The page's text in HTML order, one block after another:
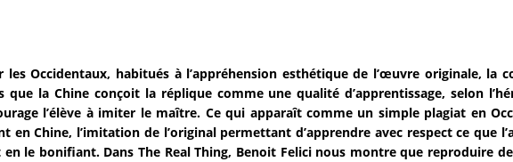
les Occidentaux, habitués à l’appréhension esthétique de l’œuvre originale, la
que la Chine conçoit la réplique comme une qualité d’apprentissage, selon
l’élève à imiter le maître. Ce qui apparaît comme un simple plagiat en
en Chine, l’imitation de l’original permettant d’apprendre avec respect ce que
le bonifiant. Dans The Real Thing, Benoit Felici nous montre que reproduire